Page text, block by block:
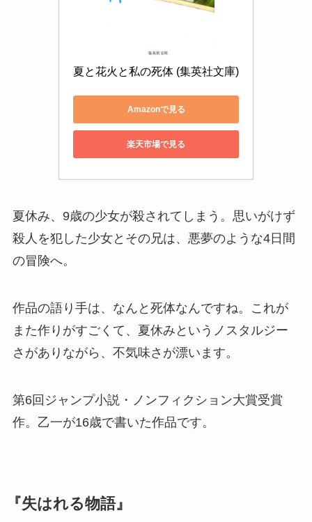
夏と花火と私の死体 (集英社文庫)
Amazonで見る
楽天市場で見る
夏休み、9歳の少女が殺されてしまう。思いがけず
殺人を犯した少女とその兄は、悪夢のような4日間
の冒険へ。
作品の語り手は、なんと死体なんですね。これが
また作りがすごくて、夏休みというノスタルジー
さがありながら、不気味さが漂います。
第6回ジャンプ小説・ノンフィクション大賞受賞
作。乙一が16歳で書いた作品です。
『失はれる物語』